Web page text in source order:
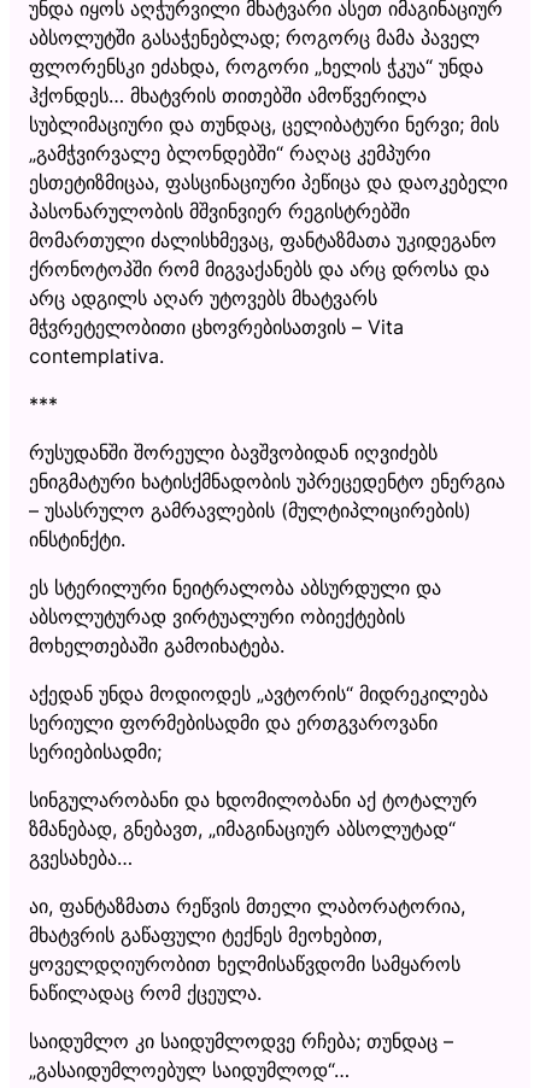
უნდა იყოს აღჭურვილი მხატვარი ასეთ იმაგინაციურ
აბსოლუტში გასაჭენებლად; როგორც მამა პაველ
ფლორენსკი ეძახდა, როგორი „ხელის ჭკუა“ უნდა
ჰქონდეს… მხატვრის თითებში ამოწვერილა
სუბლიმაციური და თუნდაც, ცელიბატური ნერვი; მის
„გამჭვირვალე ბლონდებში“ რაღაც კემპური
ესთეტიზმიცაა, ფასცინაციური პეწიცა და დაოკებელი
პასონარულობის მშვინვიერ რეგისტრებში
მომართული ძალისხმევაც, ფანტაზმათა უკიდეგანო
ქრონოტოპში რომ მიგვაქანებს და არც დროსა და
არც ადგილს აღარ უტოვებს მხატვარს
მჭვრეტელობითი ცხოვრებისათვის – Vita
contemplativa.
***
რუსუდანში შორეული ბავშვობიდან იღვიძებს
ენიგმატური ხატისქმნადობის უპრეცედენტო ენერგია
– უსასრულო გამრავლების (მულტიპლიცირების)
ინსტინქტი.
ეს სტერილური ნეიტრალობა აბსურდული და
აბსოლუტურად ვირტუალური ობიექტების
მოხელთებაში გამოიხატება.
აქედან უნდა მოდიოდეს „ავტორის“ მიდრეკილება
სერიული ფორმებისადმი და ერთგვაროვანი
სერიებისადმი;
სინგულარობანი და ხდომილობანი აქ ტოტალურ
ზმანებად, გნებავთ, „იმაგინაციურ აბსოლუტად“
გვესახება…
აი, ფანტაზმათა რეწვის მთელი ლაბორატორია,
მხატვრის გაწაფული ტექნეს მეოხებით,
ყოველდღიურობით ხელმისაწვდომი სამყაროს
ნაწილადაც რომ ქცეულა.
საიდუმლო კი საიდუმლოდვე რჩება; თუნდაც –
„გასაიდუმლოებულ საიდუმლოდ“…